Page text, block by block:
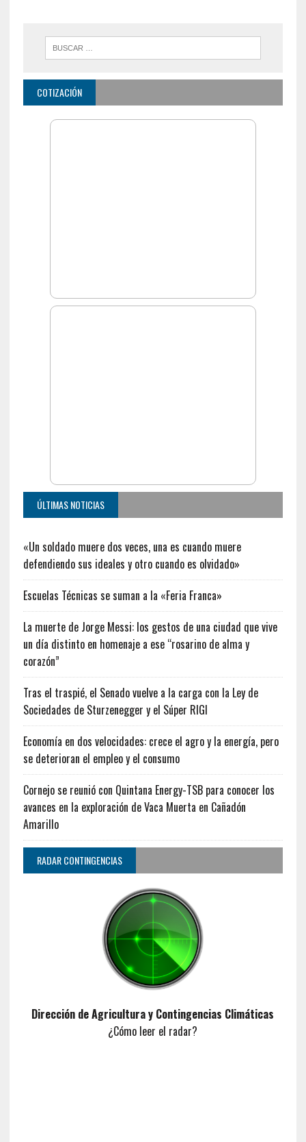
COTIZACIÓN
ÚLTIMAS NOTICIAS
«Un soldado muere dos veces, una es cuando muere
defendiendo sus ideales y otro cuando es olvidado»
Escuelas Técnicas se suman a la «Feria Franca»
La muerte de Jorge Messi: los gestos de una ciudad que vive
un día distinto en homenaje a ese “rosarino de alma y
corazón”
Tras el traspié, el Senado vuelve a la carga con la Ley de
Sociedades de Sturzenegger y el Súper RIGI
Economía en dos velocidades: crece el agro y la energía, pero
se deterioran el empleo y el consumo
Cornejo se reunió con Quintana Energy-TSB para conocer los
avances en la exploración de Vaca Muerta en Cañadón
Amarillo
RADAR CONTINGENCIAS
Dirección de Agricultura y Contingencias Climáticas
¿Cómo leer el radar?